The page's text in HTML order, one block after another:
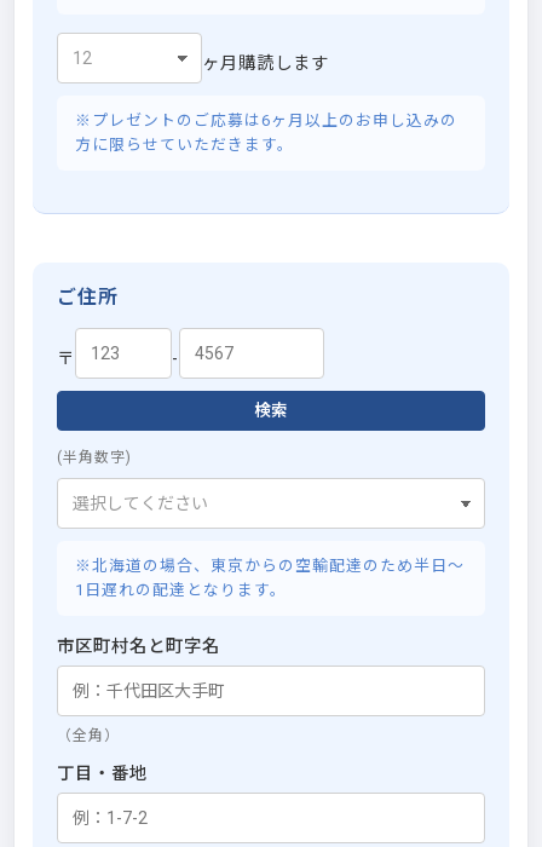
ヶ月購読します
※プレゼントのご応募は6ヶ月以上のお申し込みの
方に限らせていただきます。
ご住所
〒 -
検索
(半角数字)
※北海道の場合、東京からの空輸配達のため半日～
1日遅れの配達となります。
市区町村名と町字名
（全角）
丁目・番地